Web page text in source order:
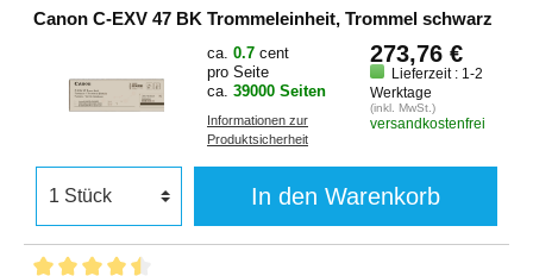
Canon C-EXV 47 BK Trommeleinheit, Trommel schwarz
ca. 0.7 cent
pro Seite
ca. 39000 Seiten
Informationen zur
Produktsicherheit
273,76 €
Lieferzeit : 1-2
Werktage
(inkl. MwSt.)
versandkostenfrei
In den Warenkorb